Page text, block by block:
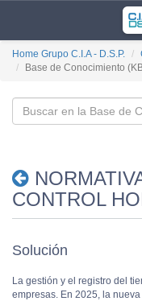
Home Grupo C.I.A - D.S.P.
Base de Conocimiento
CONTROL
Solución
La gestión y el registro del
empresas. En 2025, la